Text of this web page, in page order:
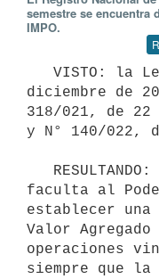
semestre se encuentra
IMPO.
diciembre de
318/021, de 22
y N° 140/022,
faculta al
establecer
Valor
operaciones
siempre que